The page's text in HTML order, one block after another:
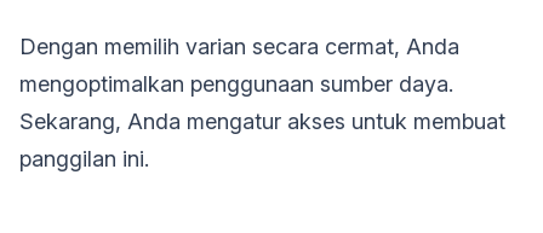
Dengan memilih varian secara cermat, Anda
mengoptimalkan penggunaan sumber daya.
Sekarang, Anda mengatur akses untuk membuat
panggilan ini.